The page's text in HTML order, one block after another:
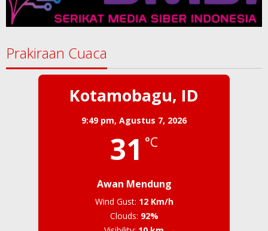
Prakiraan Cuaca
Kotamobagu, ID
9:49 pm, Agustus 7, 2026
31 °C
Awan Mendung
Wind Gust: 12 Km/h
Clouds: 92%